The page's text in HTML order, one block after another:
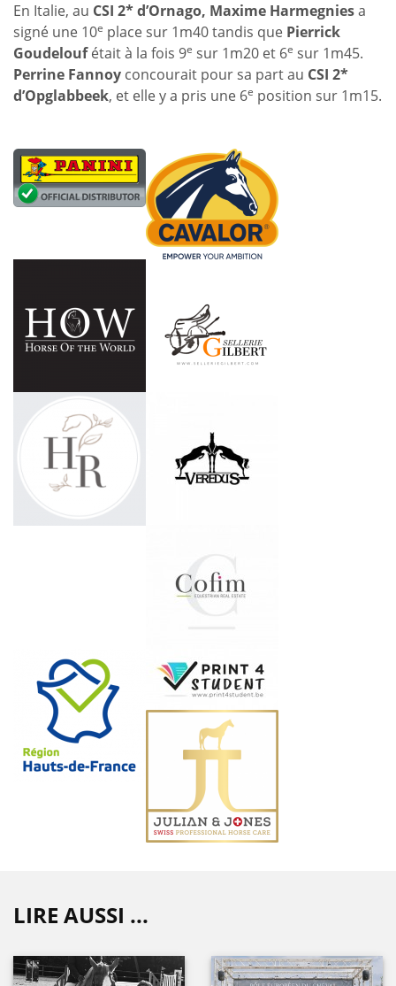
En Italie, au CSI 2*d’Ornago, Maxime Harmegniesa
signé une 10e place sur 1m40 tandis que Pierrick
Goudeloufétait à la fois 9e sur 1m20 et 6e sur 1m45.
Perrine Fannoy concourait pour sa part au CSI 2*
d’Opglabbeek, et elle y a pris une 6e position sur 1m15.
LIRE AUSSI ...